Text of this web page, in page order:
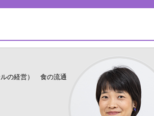
ルの経営） 食の流通